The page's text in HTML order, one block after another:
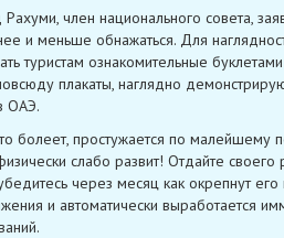
член национального совета,
и меньше обнажаться. Для
туристам ознакомительные
плакаты, наглядно
ОАЭ.
болеет, простужается по малейшему
слабо развит! Отдайте
через месяц как окрепнут
и автоматически выработается